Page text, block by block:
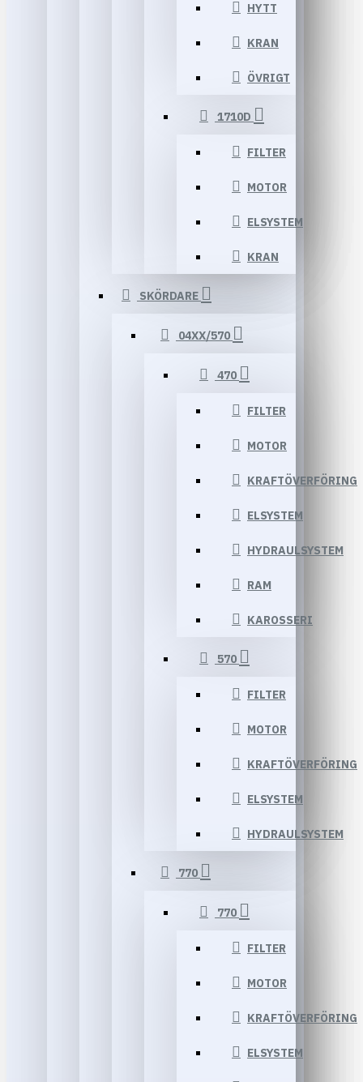
HYTT
KRAN
ÖVRIGT
1710D
FILTER
MOTOR
ELSYSTEM
KRAN
SKÖRDARE
04XX/570
470
FILTER
MOTOR
KRAFTÖVERFÖRING
ELSYSTEM
HYDRAULSYSTEM
RAM
KAROSSERI
570
FILTER
MOTOR
KRAFTÖVERFÖRING
ELSYSTEM
HYDRAULSYSTEM
770
770
FILTER
MOTOR
KRAFTÖVERFÖRING
ELSYSTEM